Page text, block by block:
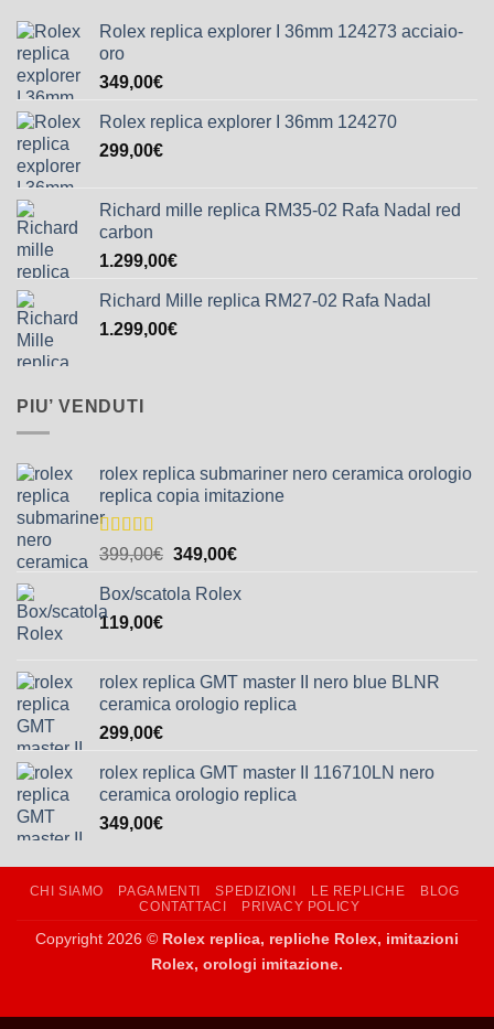
Rolex replica explorer I 36mm 124273 acciaio-
oro
349,00€
Rolex replica explorer I 36mm 124270
299,00€
Richard mille replica RM35-02 Rafa Nadal red
carbon
1.299,00€
Richard Mille replica RM27-02 Rafa Nadal
1.299,00€
PIU’ VENDUTI
rolex replica submariner nero ceramica orologio
replica copia imitazione
Valutato
su 5
399,00€ 349,00€
Box/scatola Rolex
119,00€
rolex replica GMT master II nero blue BLNR
ceramica orologio replica
299,00€
rolex replica GMT master II 116710LN nero
ceramica orologio replica
349,00€
CHI SIAMO PAGAMENTI SPEDIZIONI LE REPLICHE
BLOG
CONTATTACI
PRIVACY POLICY
Copyright 2026 © Rolex replica, repliche Rolex, imitazioni
Rolex, orologi imitazione.